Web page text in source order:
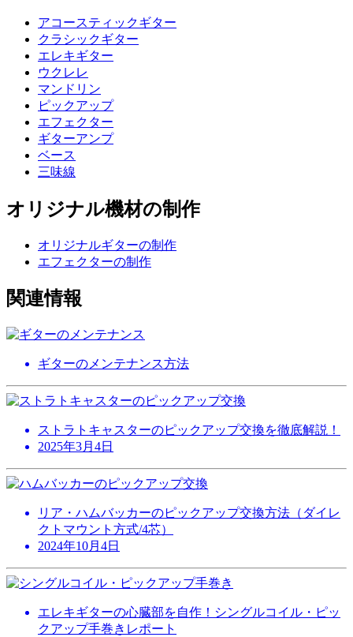
アコースティックギター
クラシックギター
エレキギター
ウクレレ
マンドリン
ピックアップ
エフェクター
ギターアンプ
ベース
三味線
オリジナル機材の制作
オリジナルギターの制作
エフェクターの制作
関連情報
ギターのメンテナンス方法
ストラトキャスターのピックアップ交換を徹底解説！
2025年3月4日
リア・ハムバッカーのピックアップ交換方法（ダイレ
クトマウント方式/4芯）
2024年10月4日
エレキギターの心臓部を自作！シングルコイル・ピッ
クアップ手巻きレポート